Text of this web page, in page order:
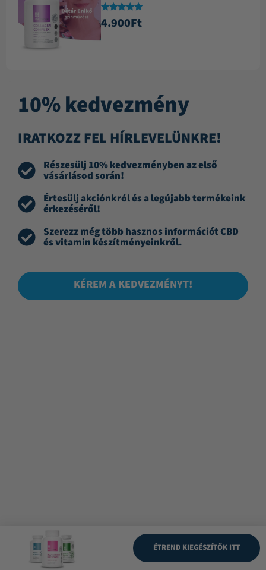
Értékelés:
4.88
4.900Ft
10% kedvezmény
IRATKOZZ FEL HÍRLEVELÜNKRE!
Részesülj 10% kedvezményben az első
vásárlásod során!
Értesülj akciónkról és a legújabb termékeink
érkezéséről!
Szerezz még több hasznos információt CBD
és vitamin készítményeinkről.
KÉREM A KEDVEZMÉNYT!
Légy részese az USA medical
ÉTREND KIEGÉSZÍTŐK ITT